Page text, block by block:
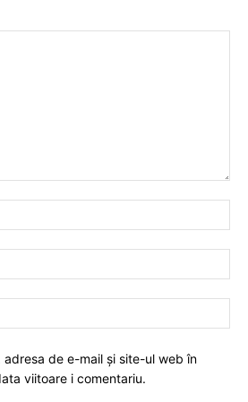
adresa de e-mail și site-ul web în
viitoare i comentariu.